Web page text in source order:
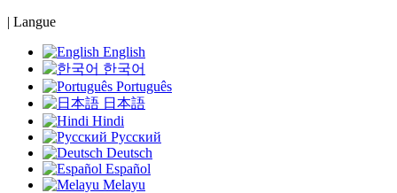
| Langue
English
한국어
Português
日本語
Hindi
Русский
Deutsch
Español
Melayu